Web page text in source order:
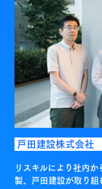
戸田建設株式会社
リスキルにより社内
製、戸田建設が取り